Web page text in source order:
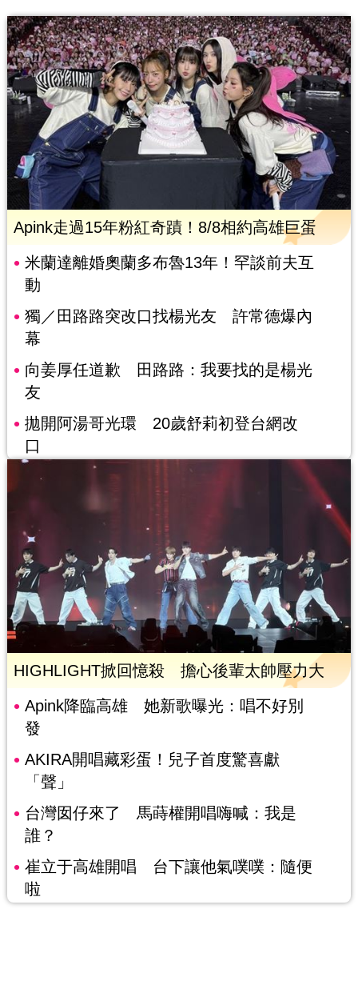
Apink走過15年粉紅奇蹟！8/8相約高雄巨蛋
米蘭達離婚奧蘭多布魯13年！罕談前夫互
動
獨／田路路突改口找楊光友 許常德爆內
幕
向姜厚任道歉 田路路：我要找的是楊光
友
拋開阿湯哥光環 20歲舒莉初登台網改
口
HIGHLIGHT掀回憶殺 擔心後輩太帥壓力大
Apink降臨高雄 她新歌曝光：唱不好別
發
AKIRA開唱藏彩蛋！兒子首度驚喜獻
「聲」
台灣囡仔來了 馬蒔權開唱嗨喊：我是
誰？
崔立于高雄開唱 台下讓他氣噗噗：隨便
啦